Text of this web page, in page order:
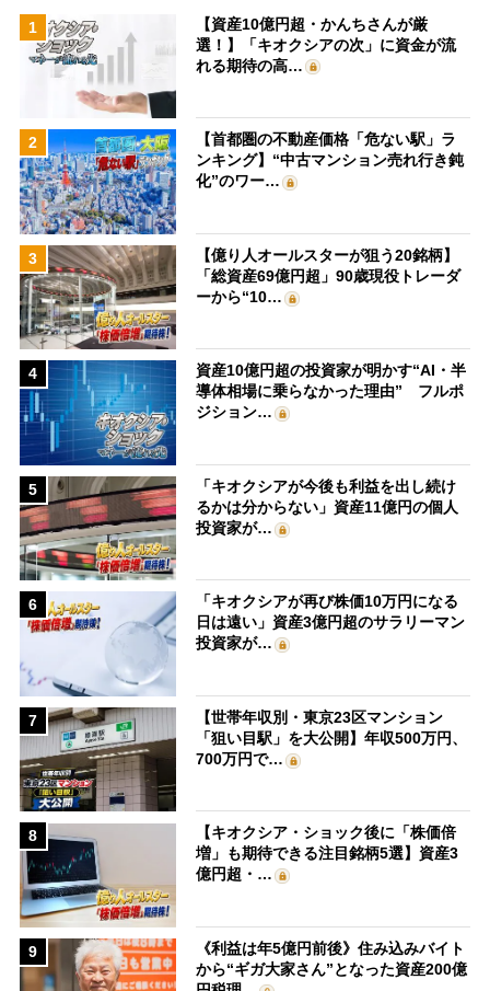
1
【資産10億円超・かんちさんが厳
選！】「キオクシアの次」に資金が流
れる期待の高…
2
【首都圏の不動産価格「危ない駅」ラ
ンキング】“中古マンション売れ行き鈍
化”のワー…
3
【億り人オールスターが狙う20銘柄】
「総資産69億円超」90歳現役トレーダ
ーから“10…
4
資産10億円超の投資家が明かす“AI・半
導体相場に乗らなかった理由” フルポ
ジション…
5
「キオクシアが今後も利益を出し続け
るかは分からない」資産11億円の個人
投資家が…
6
「キオクシアが再び株価10万円になる
日は遠い」資産3億円超のサラリーマン
投資家が…
7
【世帯年収別・東京23区マンション
「狙い目駅」を大公開】年収500万円、
700万円で…
8
【キオクシア・ショック後に「株価倍
増」も期待できる注目銘柄5選】資産3
億円超・…
9
《利益は年5億円前後》住み込みバイト
から“ギガ大家さん”となった資産200億